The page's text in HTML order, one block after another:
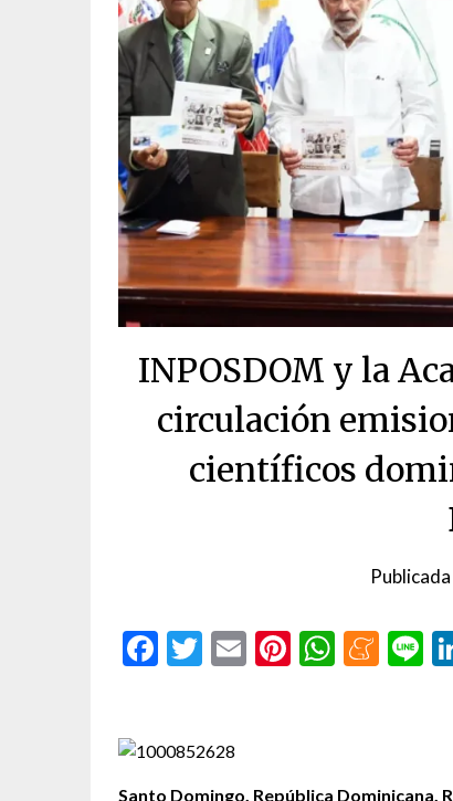
INPOSDOM y la
circulación
científicos
Publicada
Facebook
Twitter
EmailPinterest
Santo Domingo. República Dominicana.